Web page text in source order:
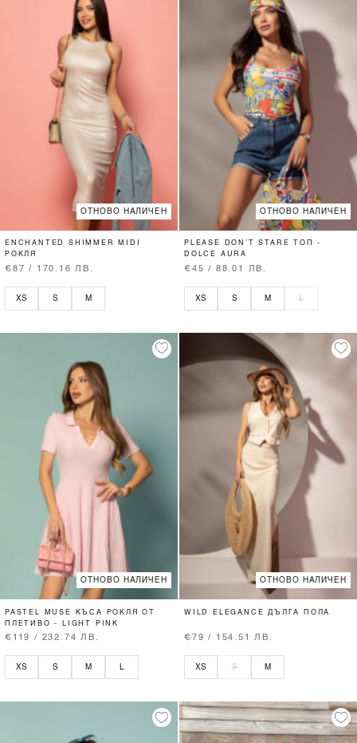
ОТНОВО НАЛИЧЕН
ENCHANTED SHIMMER MIDI
РОКЛЯ
€87 / 170.16 ЛВ.
XS S M
ОТНОВО НАЛИЧЕН
PLEASE DON’T STARE ТОП -
DOLCE AURA
€45 / 88.01 ЛВ.
XS S M L
ОТНОВО НАЛИЧЕН
PASTEL MUSE КЪСА РОКЛЯ ОТ
ПЛЕТИВО - LIGHT PINK
€119 / 232.74 ЛВ.
XS S M L
ОТНОВО НАЛИЧЕН
WILD ELEGANCE ДЪЛГА ПОЛА
€79 / 154.51 ЛВ.
XS S M